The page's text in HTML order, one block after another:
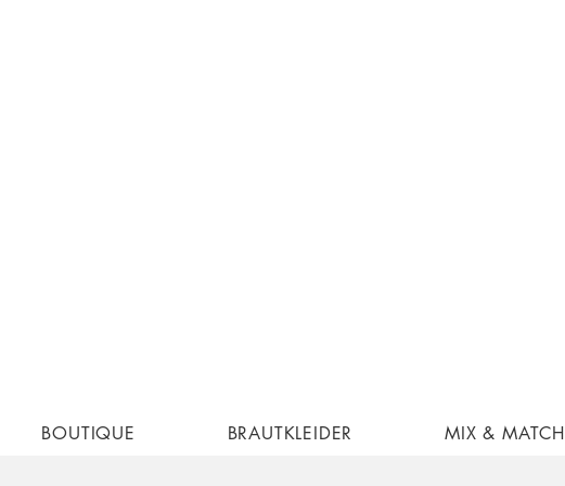
BOUTIQUE BRAUTKLEIDER MIX & MATCH